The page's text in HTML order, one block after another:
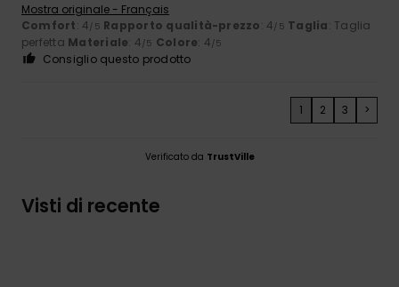
Mostra originale - Français
Comfort: 4/5 Rapporto qualità-prezzo: 4/5 Taglia: Taglia
perfetta Materiale: 4/5 Colore: 4/5
Consiglio questo prodotto
1 2 3 >
Verificato da TrustVille
Visti di recente